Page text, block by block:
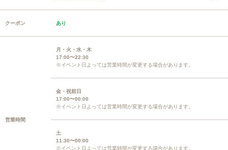
クーポン あり
営業時間
月・火・水・木
17:00〜22:30
※イベント日よっては営業時間が変更する場合があります。
金・祝前日
17:00〜00:00
※イベント日よっては営業時間が変更する場合があります。
土
11:30〜00:00
※イベント日よっては営業時間が変更する場合があります。